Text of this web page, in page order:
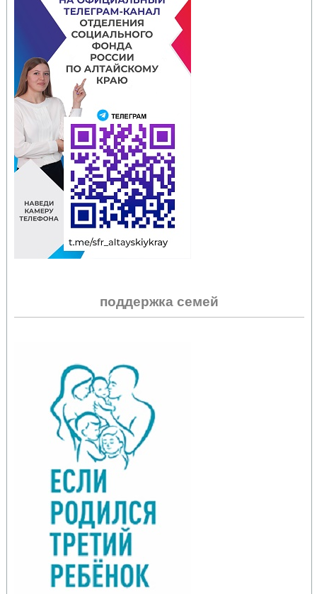
поддержка семей